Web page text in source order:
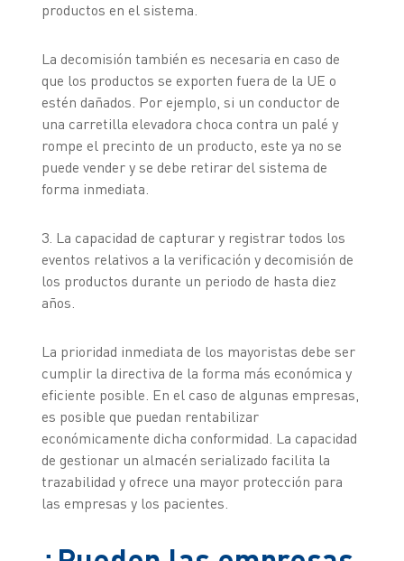
productos en el sistema.
La decomisión también es necesaria en caso de
que los productos se exporten fuera de la UE o
estén dañados. Por ejemplo, si un conductor de
una carretilla elevadora choca contra un palé y
rompe el precinto de un producto, este ya no se
puede vender y se debe retirar del sistema de
forma inmediata.
3. La capacidad de capturar y registrar todos los
eventos relativos a la verificación y decomisión de
los productos durante un periodo de hasta diez
años.
La prioridad inmediata de los mayoristas debe ser
cumplir la directiva de la forma más económica y
eficiente posible. En el caso de algunas empresas,
es posible que puedan rentabilizar
económicamente dicha conformidad. La capacidad
de gestionar un almacén serializado facilita la
trazabilidad y ofrece una mayor protección para
las empresas y los pacientes.